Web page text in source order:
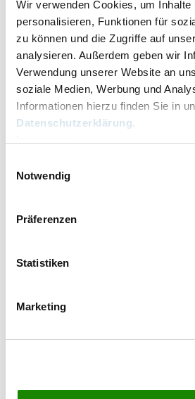
Wir verwenden Cookies, um Inhalte
personalisieren, Funktionen für
zu können und die Zugriffe auf
analysieren. Außerdem geben wir
Verwendung unserer Website an
soziale Medien, Werbung und
Informationen hierzu finden Sie in
Datenschutzerklärung.
Notwendig
Präferenzen
Statistiken
Marketing
29.01.2026
Version 2026.01 (2026.01.004)
28.01.2026
Version 2026.01 (2026.01.003)
19.01.2026
Datenupdate
05.01.2026
16.12.2025
11.12.2025
01.12.2025